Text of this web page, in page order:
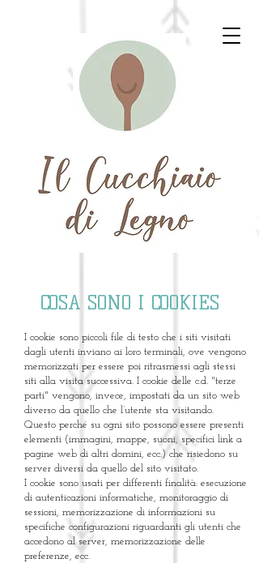
COSA SONO I COOKIES
I cookie sono piccoli file di testo che i siti visitati
dagli utenti inviano ai loro terminali, ove vengono
memorizzati per essere poi ritrasmessi agli stessi
siti alla visita successiva. I cookie delle c.d. "terze
parti" vengono, invece, impostati da un sito web
diverso da quello che l’utente sta visitando.
Questo perché su ogni sito possono essere presenti
elementi (immagini, mappe, suoni, specifici link a
pagine web di altri domini, ecc.) che risiedono su
server diversi da quello del sito visitato.
I cookie sono usati per differenti finalità: esecuzione
di autenticazioni informatiche, monitoraggio di
sessioni, memorizzazione di informazioni su
specifiche configurazioni riguardanti gli utenti che
accedono al server, memorizzazione delle
preferenze, ecc.